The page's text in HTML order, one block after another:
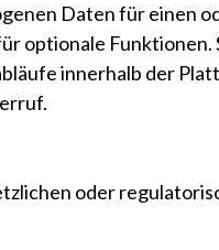
Daten für einen
optionale
innerhalb der
oder